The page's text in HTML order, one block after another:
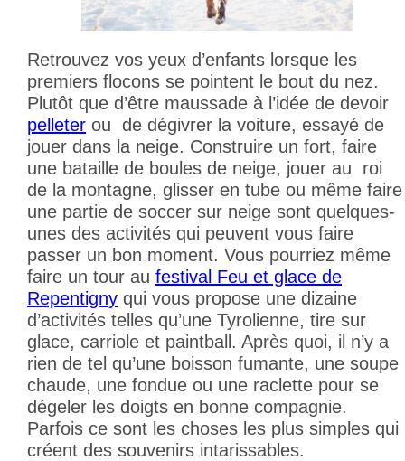
Retrouvez vos yeux d’enfants lorsque les
premiers flocons se pointent le bout du nez.
Plutôt que d’être maussade à l’idée de devoir
pelleter ou de dégivrer la voiture, essayé de
jouer dans la neige. Construire un fort, faire
une bataille de boules de neige, jouer au roi
de la montagne, glisser en tube ou même faire
une partie de soccer sur neige sont quelques-
unes des activités qui peuvent vous faire
passer un bon moment. Vous pourriez même
faire un tour au festival Feu et glace de
Repentigny qui vous propose une dizaine
d’activités telles qu’une Tyrolienne, tire sur
glace, carriole et paintball. Après quoi, il n’y a
rien de tel qu’une boisson fumante, une soupe
chaude, une fondue ou une raclette pour se
dégeler les doigts en bonne compagnie.
Parfois ce sont les choses les plus simples qui
créent des souvenirs intarissables.